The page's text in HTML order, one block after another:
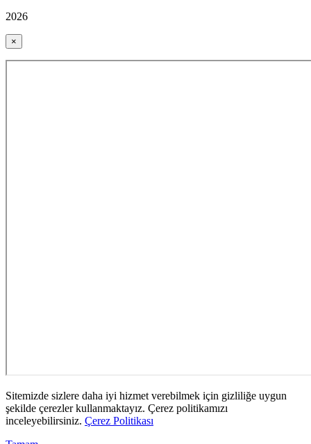
2026
×
Sitemizde sizlere daha iyi hizmet verebilmek için gizliliğe uygun
şekilde çerezler kullanmaktayız. Çerez politikamızı
inceleyebilirsiniz. Çerez Politikası